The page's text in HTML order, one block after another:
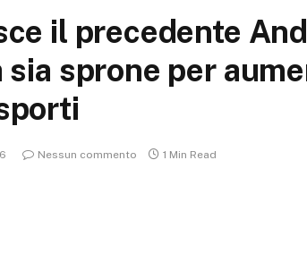
il precedente
sprone per
Nessun commento 1 Min Read